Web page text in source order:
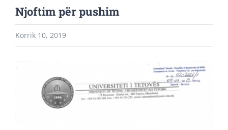
Njoftim për pushim
Korrik 10, 2019